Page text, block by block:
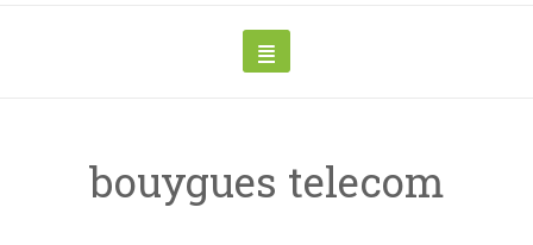
bouygues telecom